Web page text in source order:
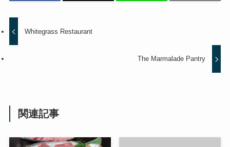
Whitegrass Restaurant
The Marmalade Pantry
関連記事